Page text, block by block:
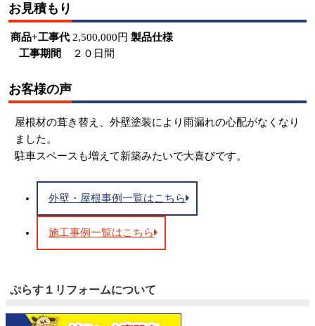
お見積もり
商品+工事代 2,500,000円 製品仕様
工事期間
２０日間
お客様の声
屋根材の葺き替え、外壁塗装により雨漏れの心配がなくなり
ました。
駐車スペースも増えて新築みたいで大喜びです。
外壁・屋根事例一覧はこちら
施工事例一覧はこちら
ぷらす１リフォームについて